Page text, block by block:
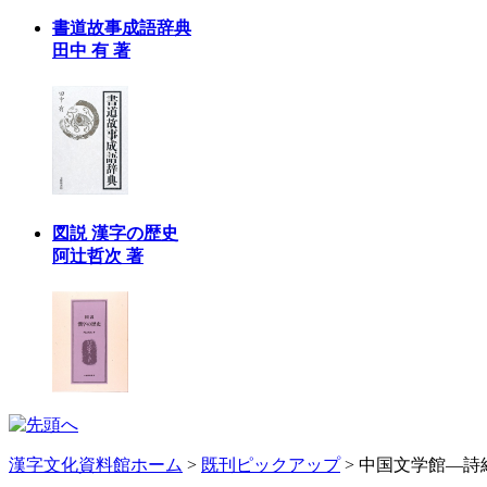
書道故事成語辞典
田中 有 著
図説 漢字の歴史
阿辻哲次 著
漢字文化資料館ホーム > 既刊ピックアップ> 中国文学館―詩